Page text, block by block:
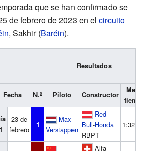
que se han confirmado se
de febrero de 2023 en el circuito
, Sakhir (Baréin).
Resultados
Fecha N.º Piloto Constructor
Mejor
23 de
febrero
1
Max
Verstappen
Red
Bull-Honda
RBPT
Alfa